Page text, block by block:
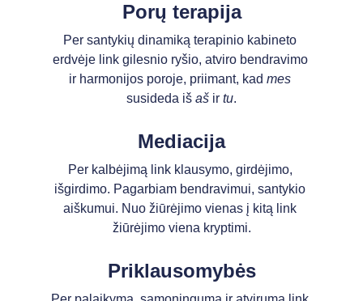
Porų terapija
Per santykių dinamiką terapinio kabineto
erdvėje link gilesnio ryšio, atviro bendravimo
ir harmonijos poroje, priimant, kad mes
susideda iš aš ir tu.
Mediacija
Per kalbėjimą link klausymo, girdėjimo,
išgirdimo. Pagarbiam bendravimui, santykio
aiškumui. Nuo žiūrėjimo vienas į kitą link
žiūrėjimo viena kryptimi.
Priklausomybės